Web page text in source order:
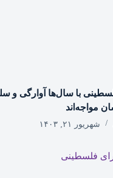
با سال‌ها آوارگی و
مواجه‌اند
شهریور ۲۱, ۱۴۰۳